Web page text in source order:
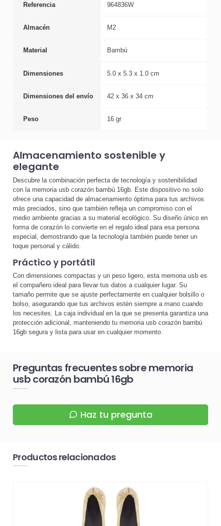
Referencia 964836W
Almacén M2
Material Bambú
Dimensiones 5.0 x 5.3 x 1.0 cm
Dimensiones del envío 42 x 36 x 34 cm
Peso 16 gr
Almacenamiento sostenible y
elegante
Descubre la combinación perfecta de tecnología y sostenibilidad
con la memoria usb corazón bambú 16gb. Este dispositivo no solo
ofrece una capacidad de almacenamiento óptima para tus archivos
más preciados, sino que también refleja un compromiso con el
medio ambiente gracias a su material ecológico. Su diseño único en
forma de corazón lo convierte en el regalo ideal para esa persona
especial, demostrando que la tecnología también puede tener un
toque personal y cálido.
Práctico y portátil
Con dimensiones compactas y un peso ligero, esta memoria usb es
el compañero ideal para llevar tus datos a cualquier lugar. Su
tamaño permite que se ajuste perfectamente en cualquier bolsillo o
bolso, asegurando que tus archivos estén siempre a mano cuando
los necesites. La caja individual en la que se presenta garantiza una
protección adicional, manteniendo tu memoria usb corazón bambú
16gb segura y lista para usar en cualquier momento.
Preguntas frecuentes sobre memoria
usb corazón bambú 16gb
Haz tu pregunta
Productos relacionados